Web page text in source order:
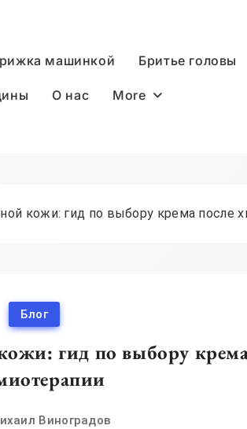
машинкой Бритье головы
О нас More
кожи: гид по выбору крема после
Блог
гид по выбору
Виноградов